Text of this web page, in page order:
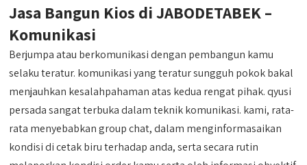
Jasa Bangun Kios di JABODETABEK –
Komunikasi
Berjumpa atau berkomunikasi dengan pembangun kamu
selaku teratur. komunikasi yang teratur sungguh pokok bakal
menjauhkan kesalahpahaman atas kedua rengat pihak. qyusi
persada sangat terbuka dalam teknik komunikasi. kami, rata-
rata menyebabkan group chat, dalam menginformasaikan
kondisi di cetak biru terhadap anda, serta secara rutin